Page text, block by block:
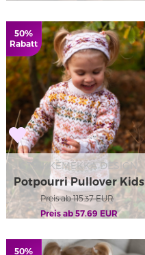
50%
Rabatt
STRIKKEMEKKA DESIGN
Potpourri Pullover Kids
Preis ab 115.37EUR
Preis ab 57.69 EUR
50%